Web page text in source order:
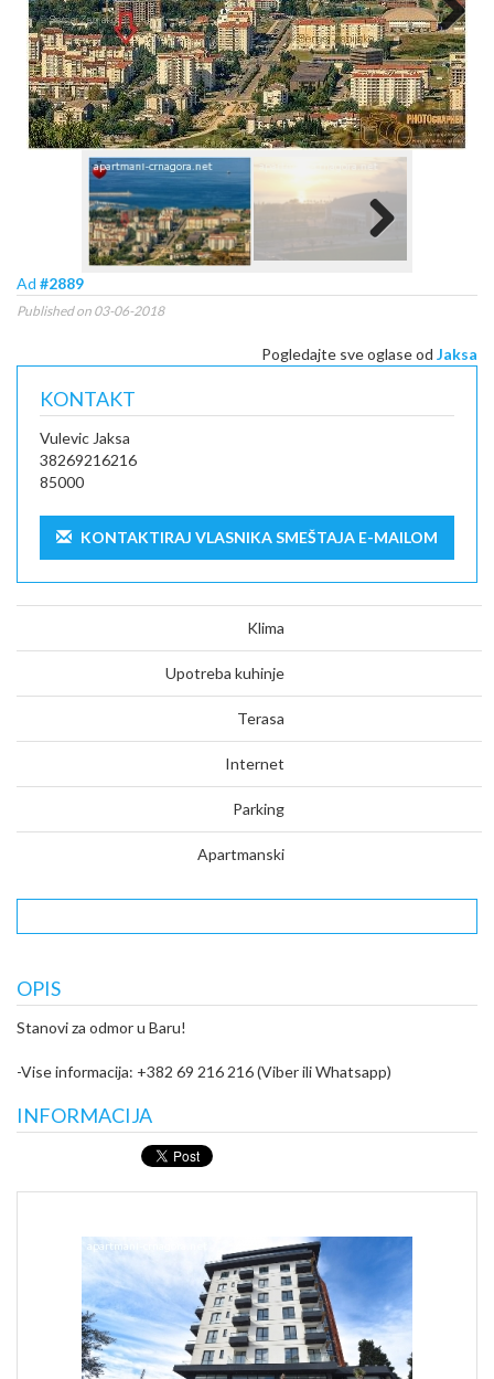
Next
Next
Ad #2889
Published on 03-06-2018
Pogledajte sve oglase od Jaksa
KONTAKT
Vulevic Jaksa
38269216216
85000
KONTAKTIRAJ VLASNIKA SMEŠTAJA E-MAILOM
Klima
Upotreba kuhinje
Terasa
Internet
Parking
Apartmanski
OPIS
Stanovi za odmor u Baru!
-Vise informacija: +382 69 216 216 (Viber ili Whatsapp)
INFORMACIJA